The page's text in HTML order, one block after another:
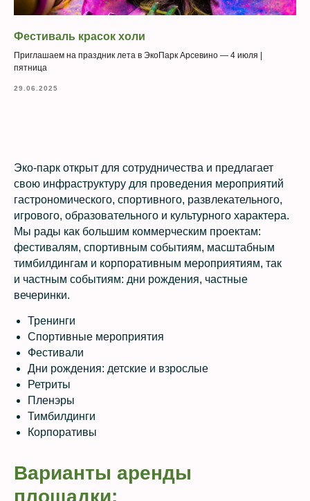
Фестиваль красок холи
Приглашаем на праздник лета в ЭкоПарк Арсевино — 4 июля |
пятница
29.06.2025
Эко-парк открыт для сотрудничества и предлагает
свою инфраструктуру для проведения мероприятий
гастрономического, спортивного, развлекательного,
игрового, образовательного и культурного характера.
Мы рады как большим коммерческим проектам:
фестивалям, спортивным событиям, масштабным
тимбилдингам и корпоративным мероприятиям, так
и частным событиям: дни рождения, частные
вечеринки.
Тренинги
Спортивные мероприятия
Фестивали
Дни рождения: детские и взрослые
Ретриты
Пленэры
Тимбилдинги
Корпоративы
Варианты аренды
площадки: